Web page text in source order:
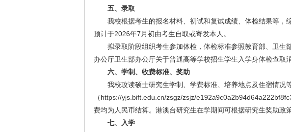
五、录取
我校根据考生的报名材料、初试和复试成绩、体检结果等
预计于2026年7月初由考生自取或寄发本人。
拟录取阶段组织考生参加体检，体检标准参照教育部、卫
办公厅卫生部办公厅关于普通高等学校招生学生入学身体检查取
六、学制、收费标准、奖助
我校攻读硕士研究生学制、学费标准、培养地点及住宿情况
（https://yjs.bift.edu.cn/zsgz/zsjz/
费均为人民币结算。港澳台研究生在学期间可根据研究生奖助政
七、入学